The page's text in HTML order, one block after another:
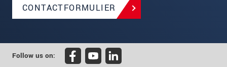
CONTACTFORMULIER
Follow us on: